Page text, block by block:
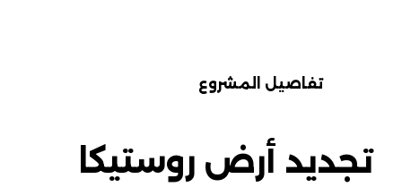
تفاصيل المشروع
تجديد أرض روستيكا